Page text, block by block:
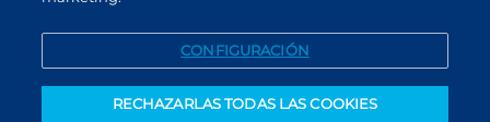
CONFIGURACIÓN
RECHAZARLAS TODAS LAS COOKIES